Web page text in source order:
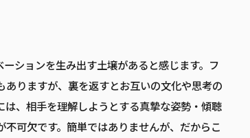
ションを生み出す土壌があると感じます。フ
りますが、裏を返すとお互いの文化や思考の
、相手を理解しようとする真摯な姿勢・傾聴
可欠です。簡単ではありませんが、だからこ